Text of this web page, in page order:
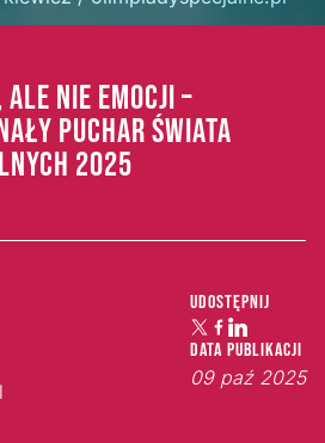
NIE EMOCJI –
PUCHAR ŚWIATA
2025
Udostępnij
Data publikacji
09 paź 2025